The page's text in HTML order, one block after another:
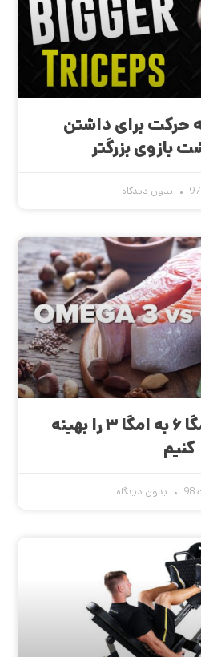
حرکت برای داشتن
بازوی بزرگتر
بدون دیدگاه
چگونه نسبت امگا ۶ به امگا ۳ را بهینه
کنیم
بدون دیدگاه